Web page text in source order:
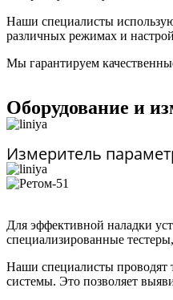
Наши специалисты
различных режимах и
Мы гарантируем
Оборудование и
Измеритель
Для эффективной наладки
специализированные
Наши специалисты проводят
системы. Это позволяет